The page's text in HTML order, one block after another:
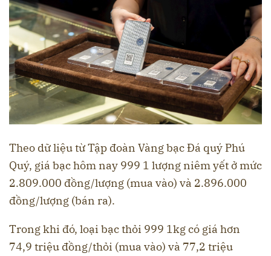
Theo dữ liệu từ Tập đoàn Vàng bạc Đá quý Phú
Quý, giá bạc hôm nay 999 1 lượng niêm yết ở mức
2.809.000 đồng/lượng (mua vào) và 2.896.000
đồng/lượng (bán ra).
Trong khi đó, loại bạc thỏi 999 1kg có giá hơn
74,9 triệu đồng/thỏi (mua vào) và 77,2 triệu